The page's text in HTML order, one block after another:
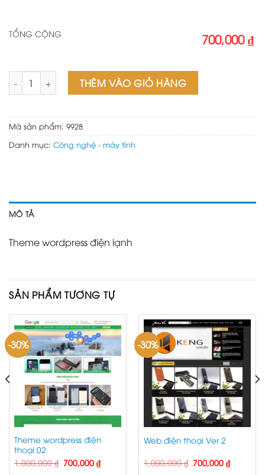
TỔNG CỘNG 700,000 ₫
Theme wordpress điện lạnh số lượng
THÊM VÀO GIỎ HÀNG
Mã sản phẩm: 9928
Danh mục: Công nghệ - máy tính
MÔ TẢ
Theme wordpress điện lạnh
SẢN PHẨM TƯƠNG TỰ
-30%
Theme wordpress điện
thoại 02
1,000,000₫ Giá
gốc
700,000 ₫Giá
hiện
-30%
Web điện thoại Ver 2
1,000,000₫ Giá
gốc
700,000 ₫Giá
hiện